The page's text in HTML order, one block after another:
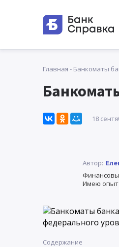
Главная - Банкоматы
18
Автор:
Имею опыт
федерального
Содержание